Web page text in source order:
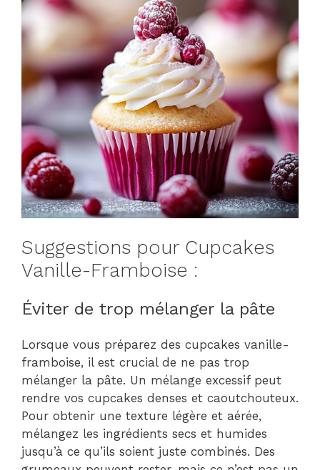
Suggestions pour Cupcakes
Vanille-Framboise :
Éviter de trop mélanger la pâte
Lorsque vous préparez des cupcakes vanille-
framboise, il est crucial de ne pas trop
mélanger la pâte. Un mélange excessif peut
rendre vos cupcakes denses et caoutchouteux.
Pour obtenir une texture légère et aérée,
mélangez les ingrédients secs et humides
jusqu’à ce qu’ils soient juste combinés. Des